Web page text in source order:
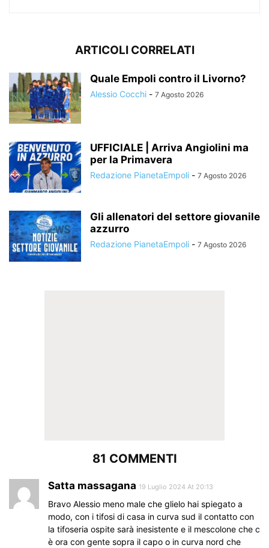
ARTICOLI CORRELATI
Quale Empoli contro il Livorno?
Alessio Cocchi - 7 Agosto 2026
UFFICIALE | Arriva Angiolini ma
per la Primavera
Redazione PianetaEmpoli - 7 Agosto 2026
Gli allenatori del settore giovanile
azzurro
Redazione PianetaEmpoli - 7 Agosto 2026
81 COMMENTI
Satta massagana 19 Luglio 2024 At 20:13
Bravo Alessio meno male che glielo hai spiegato a
modo, con i tifosi di casa in curva sud il contatto con
la tifoseria ospite sarà inesistente e il mescolone che c
è ora con gente sopra il capo o in curva nord che